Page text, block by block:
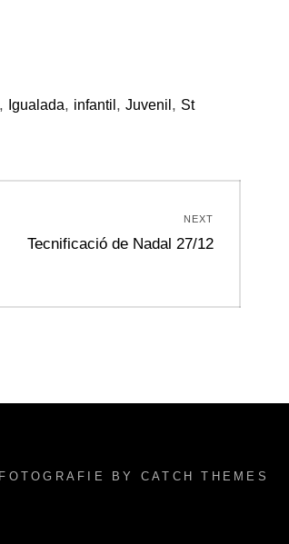
, Igualada, infantil , Juvenil , St
NEXT
Next
Tecnificació de Nadal 27/12
BY CATCH THEMES